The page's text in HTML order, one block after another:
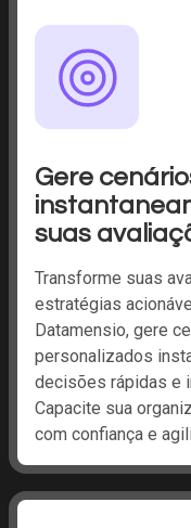
Gere
suas
​Transforme suas
estratégias
Datamensio, gere
personalizados
decisões rápidas e
Capacite sua
com confiança e